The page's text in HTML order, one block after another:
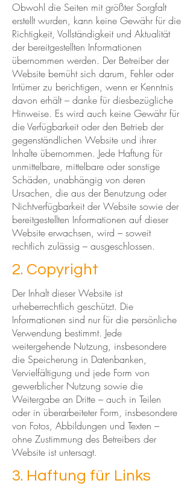
Obwohl die Seiten mit größter Sorgfalt
erstellt wurden, kann keine Gewähr für die
Richtigkeit, Vollständigkeit und Aktualität
der bereitgestellten Informationen
übernommen werden. Der Betreiber der
Website bemüht sich darum, Fehler oder
Irrtümer zu berichtigen, wenn er Kenntnis
davon erhält – danke für diesbezügliche
Hinweise. Es wird auch keine Gewähr für
die Verfügbarkeit oder den Betrieb der
gegenständlichen Website und ihrer
Inhalte übernommen. Jede Haftung für
unmittelbare, mittelbare oder sonstige
Schäden, unabhängig von deren
Ursachen, die aus der Benutzung oder
Nichtverfügbarkeit der Website sowie der
bereitgestellten Informationen auf dieser
Website erwachsen, wird – soweit
rechtlich zulässig – ausgeschlossen.
2. Copyright
Der Inhalt dieser Website ist
urheberrechtlich geschützt. Die
Informationen sind nur für die persönliche
Verwendung bestimmt. Jede
weitergehende Nutzung, insbesondere
die Speicherung in Datenbanken,
Vervielfältigung und jede Form von
gewerblicher Nutzung sowie die
Weitergabe an Dritte – auch in Teilen
oder in überarbeiteter Form, insbesondere
von Fotos, Abbildungen und Texten –
ohne Zustimmung des Betreibers der
Website ist untersagt.
3. Haftung für Links